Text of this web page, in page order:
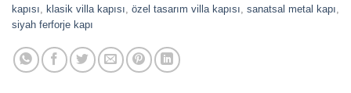
kapısı
klasik villa kapısı özel tasarım villa kapısı sanatsal metal kapı
siyah ferforje kapı